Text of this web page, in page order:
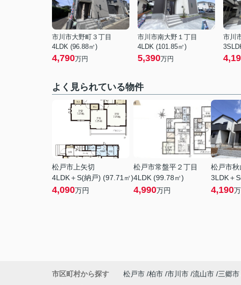
市川市大野町３丁目
4LDK (96.88㎡)
4,790万円
市川市南大野１丁目
4LDK (101.85㎡)
5,390万円
市川
よく見られている物件
松戸市上矢切
4LDK＋S(納戸) (97.71㎡)
4,090万円
松戸市常盤平２丁目
4LDK (99.78㎡)
4,990万円
松戸市秋
3LDK＋
4,190
市区町村から探す 松戸市 柏市 市川市 流山市 三郷市